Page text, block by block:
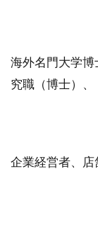
海外名門大学
究職（博士）、
企業経営者、店